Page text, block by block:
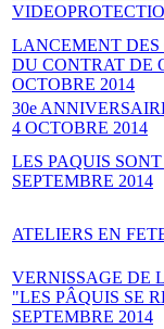
LANCEMENT DES
DU CONTRAT DE
OCTOBRE 2014
30e
4 OCTOBRE 2014
LES PAQUIS
SEPTEMBRE 2014
ATELIERS EN
VERNISSAGE DE
"LES PÂQUIS SE
SEPTEMBRE 2014